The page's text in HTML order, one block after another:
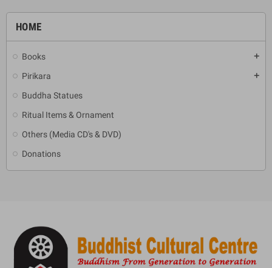
HOME
Books add
Pirikara add
Buddha Statues
Ritual Items & Ornament
Others (Media CD's & DVD)
Donations